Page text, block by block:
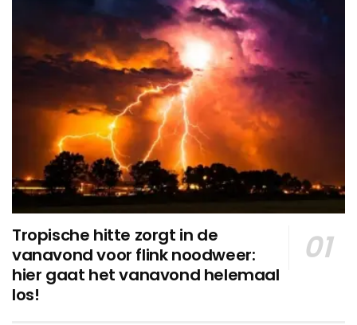
Tropische hitte zorgt in de
vanavond voor flink noodweer:
hier gaat het vanavond helemaal
los!